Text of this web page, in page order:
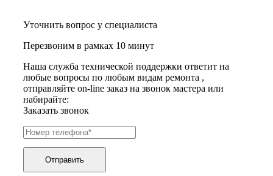
глубинных вибраторов
gps часов
gps трекеров
градирней
графических планшетов
граниторов
граверов
гребных тренажеров
грелок
грелок для ног
грелок для спины и шеи
греющих кабелей
Уточнить вопрос у специалиста
Перезвоним в рамках 10 минут
Наша служба технической поддержки ответит на
любые вопросы по любым видам ремонта ,
отправляйте on-line заказ на звонок мастера или
набирайте:
Заказать звонок
Отправить